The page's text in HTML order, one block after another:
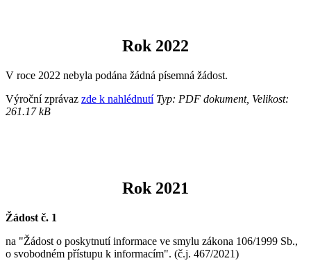
Rok 2022
V roce 2022 nebyla podána žádná písemná žádost.
Výroční zprávaz zde k nahlédnutíTyp: PDF dokument, Velikost:
261.17 kB
Rok 2021
Žádost č. 1
na "Žádost o poskytnutí informace ve smylu zákona 106/1999 Sb.,
o svobodném přístupu k informacím". (č.j. 467/2021)